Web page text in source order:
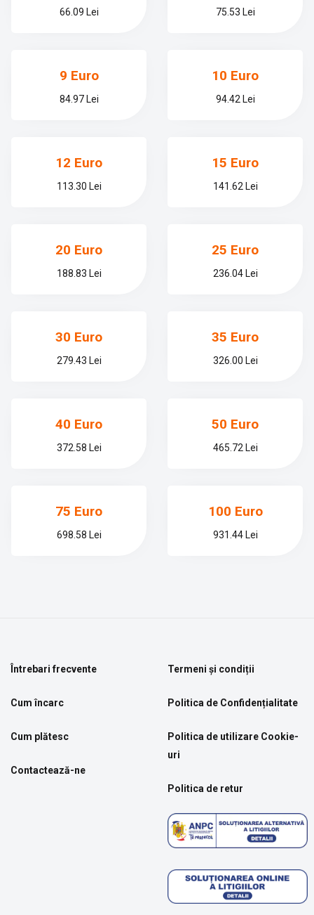
66.09 Lei 75.53 Lei
9 Euro
84.97 Lei
10 Euro
94.42 Lei
12 Euro
113.30 Lei
15 Euro
141.62 Lei
20 Euro
188.83 Lei
25 Euro
236.04 Lei
30 Euro
279.43 Lei
35 Euro
326.00 Lei
40 Euro
372.58 Lei
50 Euro
465.72 Lei
75 Euro
698.58 Lei
100 Euro
931.44 Lei
Întrebari frecvente
Cum încarc
Cum plătesc
Contactează-ne
Termeni și condiții
Politica de Confidențialitate
Politica de utilizare Cookie-
uri
Politica de retur